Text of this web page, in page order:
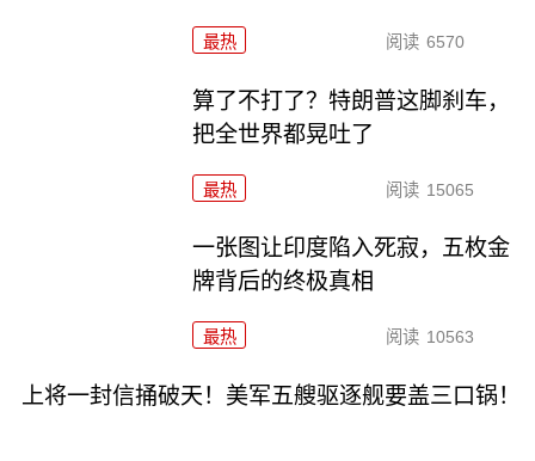
最热 阅读 6570
算了不打了？特朗普这脚刹车，
把全世界都晃吐了
最热 阅读 15065
一张图让印度陷入死寂，五枚金
牌背后的终极真相
最热 阅读 10563
上将一封信捅破天！美军五艘驱逐舰要盖三口锅！